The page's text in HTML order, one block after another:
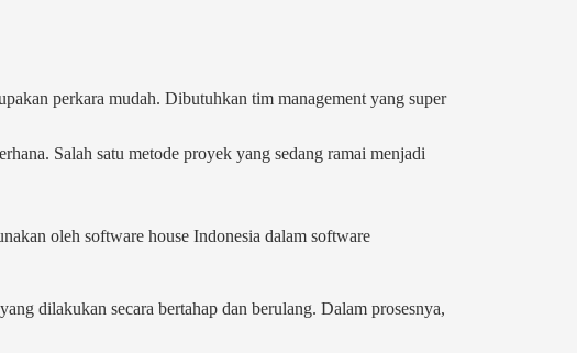
perkara mudah. Dibutuhkan tim management yang super
Salah satu metode proyek yang sedang ramai menjadi
oleh software house Indonesia dalam software
dilakukan secara bertahap dan berulang. Dalam prosesnya,